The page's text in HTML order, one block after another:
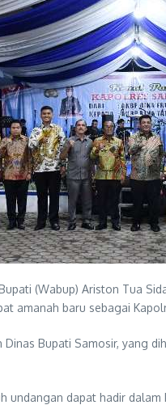
(Wabup) Ariston Tua
amanah baru sebagai
Bupati Samosir, yang
dapat hadir